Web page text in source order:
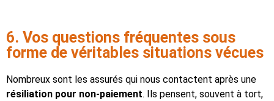
6. Vos questions fréquentes sous
forme de véritables situations vécues
Nombreux sont les assurés qui nous contactent après une
résiliation pour non-paiement. Ils pensent, souvent à tort,